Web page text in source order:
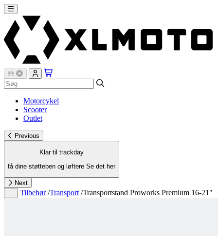
Motorcykel
Scooter
Outlet
Previous
Klar til trackday
få dine støtteben og løftere Se det her
Next
Tilbehør /Transport /Transportstand Proworks Premium 16-21"